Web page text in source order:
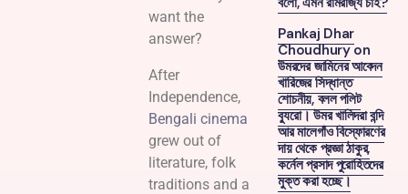
want the
answer?
After
Independence,
Bengali cinema
grew out of
literature, folk
traditions and a
Pankaj Dhar
Choudhuryon
উমরদের জামিনের আবেদন
খারিজের সিদ্ধান্ত
শোচনীয়, বলল পলিট
ব্যুরো। উমর খালিদরা বন্দি
আর মালেগাঁও বিস্ফোরণের
দায় থেকে প্রজ্ঞা ঠাকুর,
কর্নেল প্রসাদ পুরোহিতদের
মুক্ত করা হচ্ছে।